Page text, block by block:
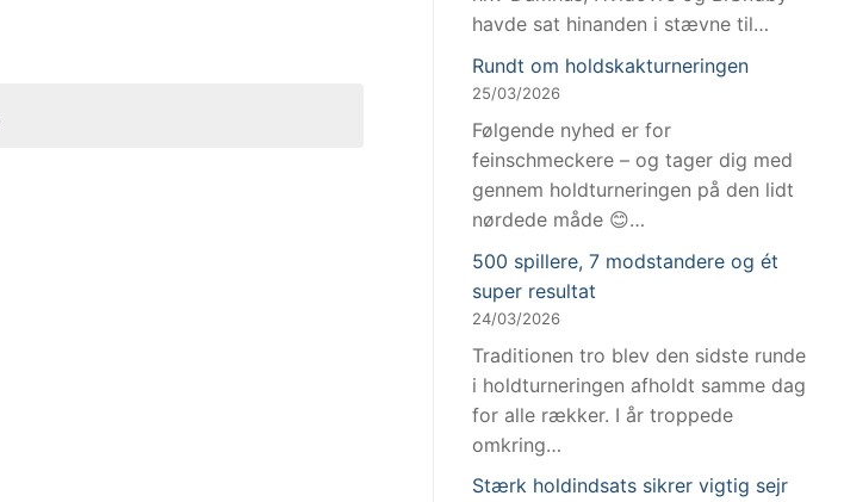
havde sat hinanden i stævne til…
Rundt om holdskakturneringen
25/03/2026
Følgende nyhed er for
feinschmeckere – og tager dig med
gennem holdturneringen på den lidt
nørdede måde 😊…
500 spillere, 7 modstandere og ét
super resultat
24/03/2026
Traditionen tro blev den sidste runde
i holdturneringen afholdt samme dag
for alle rækker. I år troppede
omkring…
Stærk holdindsats sikrer vigtig sejr